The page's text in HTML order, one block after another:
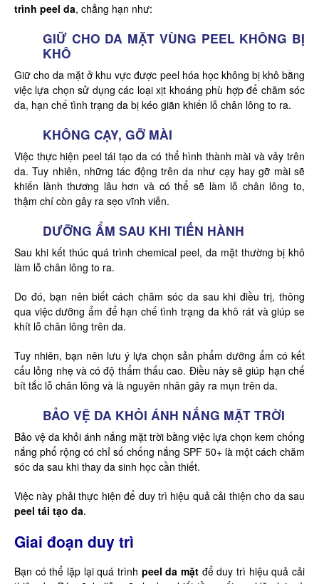
trình peel da, chẳng hạn như:
GIỮ CHO DA MẶT VÙNG PEEL KHÔNG BỊ
KHÔ
Giữ cho da mặt ở khu vực được peel hóa học không bị khô bằng
việc lựa chọn sử dụng các loại xịt khoáng phù hợp để chăm sóc
da, hạn chế tình trạng da bị kéo giãn khiến lỗ chân lông to ra.
KHÔNG CẠY, GỠ MÀI
Việc thực hiện peel tái tạo da có thể hình thành mài và vảy trên
da. Tuy nhiên, những tác động trên da như cạy hay gỡ mài sẽ
khiến lành thương lâu hơn và có thể sẽ làm lỗ chân lông to,
thậm chí còn gây ra sẹo vĩnh viễn.
DƯỠNG ẨM SAU KHI TIẾN HÀNH
Sau khi kết thúc quá trình chemical peel, da mặt thường bị khô
làm lỗ chân lông to ra.
Do đó, bạn nên biết cách chăm sóc da sau khi điều trị, thông
qua việc dưỡng ẩm để hạn chế tình trạng da khô rát và giúp se
khít lỗ chân lông trên da.
Tuy nhiên, bạn nên lưu ý lựa chọn sản phẩm dưỡng ẩm có kết
cấu lỏng nhẹ và có độ thẩm thấu cao. Điều này sẽ giúp hạn chế
bít tắc lỗ chân lông và là nguyên nhân gây ra mụn trên da.
BẢO VỆ DA KHỎI ÁNH NẮNG MẶT TRỜI
Bảo vệ da khỏi ánh nắng mặt trời bằng việc lựa chọn kem chống
nắng phổ rộng có chỉ số chống nắng SPF 50+ là một cách chăm
sóc da sau khi thay da sinh học cần thiết.
Việc này phải thực hiện để duy trì hiệu quả cải thiện cho da sau
peel tái tạo da.
Giai đoạn duy trì
Bạn có thể lặp lại quá trình peel da mặt để duy trì hiệu quả cải